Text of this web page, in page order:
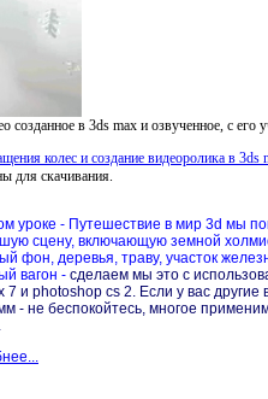
созданное в 3ds max и озвученное, с его
колес и создание видеоролика в 3ds
для скачивания.
уроке - Путешествие в мир 3d мы
сцену, включающую земной
фон, деревья, траву, участок
вагон - сделаем мы это с
7 и photoshop cs 2. Если у вас другие
- не беспокойтесь, многое